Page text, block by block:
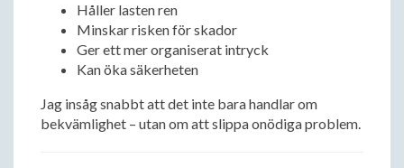
Håller lasten ren
Minskar risken för skador
Ger ett mer organiserat intryck
Kan öka säkerheten
Jag insåg snabbt att det inte bara handlar om
bekvämlighet – utan om att slippa onödiga problem.